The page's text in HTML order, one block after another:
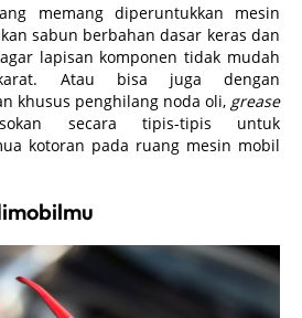
memang diperuntukkan mesin
sabun berbahan dasar keras dan
lapisan komponen tidak mudah
Atau bisa juga dengan
khusus penghilang noda oli, grease
secara tipis-tipis untuk
kotoran pada ruang mesin mobil